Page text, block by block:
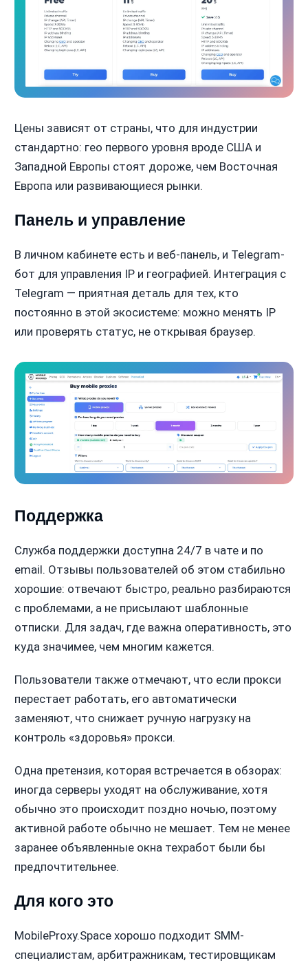
Цены зависят от страны, что для индустрии
стандартно: гео первого уровня вроде США и
Западной Европы стоят дороже, чем Восточная
Европа или развивающиеся рынки.
Панель и управление
В личном кабинете есть и веб-панель, и Telegram-
бот для управления IP и географией. Интеграция с
Telegram — приятная деталь для тех, кто
постоянно в этой экосистеме: можно менять IP
или проверять статус, не открывая браузер.
Поддержка
Служба поддержки доступна 24/7 в чате и по
email. Отзывы пользователей об этом стабильно
хорошие: отвечают быстро, реально разбираются
с проблемами, а не присылают шаблонные
отписки. Для задач, где важна оперативность, это
куда значимее, чем многим кажется.
Пользователи также отмечают, что если прокси
перестает работать, его автоматически
заменяют, что снижает ручную нагрузку на
контроль «здоровья» прокси.
Одна претензия, которая встречается в обзорах:
иногда серверы уходят на обслуживание, хотя
обычно это происходит поздно ночью, поэтому
активной работе обычно не мешает. Тем не менее
заранее объявленные окна техработ были бы
предпочтительнее.
Для кого это
MobileProxy.Space хорошо подходит SMM-
специалистам, арбитражникам, тестировщикам